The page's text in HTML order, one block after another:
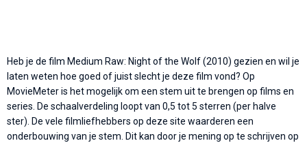
Heb je de film Medium Raw: Night of the Wolf (2010) gezien en wil je
laten weten hoe goed of juist slecht je deze film vond? Op
MovieMeter is het mogelijk om een stem uit te brengen op films en
series. De schaalverdeling loopt van 0,5 tot 5 sterren (per halve
ster). De vele filmliefhebbers op deze site waarderen een
onderbouwing van je stem. Dit kan door je mening op te schrijven op